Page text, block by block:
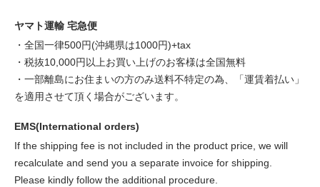
ヤマト運輸 宅急便
・全国一律500円(沖縄県は1000円)+tax
・税抜10,000円以上お買い上げのお客様は全国無料
・一部離島にお住まいの方のみ送料不特定の為、「運賃着払い」
を適用させて頂く場合がございます。
EMS(International orders)
If the shipping fee is not included in the product price, we will
recalculate and send you a separate invoice for shipping.
Please kindly follow the additional procedure.